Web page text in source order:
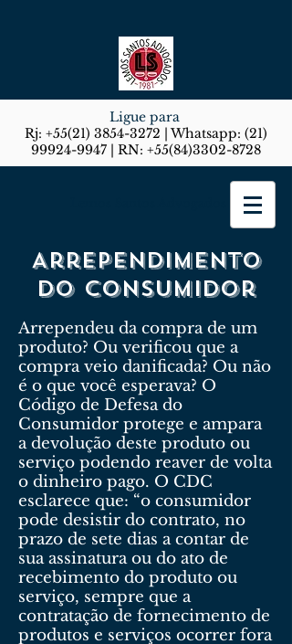
Ligue para
Rj: +55(21) 3854-3272 | Whatsapp: (21)
99924-9947 | RN: +55(84)3302-8728
Arrependimento
do consumidor
Arrependeu da compra de um
produto? Ou verificou que a
compra veio danificada? Ou não
é o que você esperava? O
Código de Defesa do
Consumidor protege e ampara
a devolução deste produto ou
serviço podendo reaver de volta
o dinheiro pago. O CDC
esclarece que: “o consumidor
pode desistir do contrato, no
prazo de sete dias a contar de
sua assinatura ou do ato de
recebimento do produto ou
serviço, sempre que a
contratação de fornecimento de
produtos e serviços ocorrer fora